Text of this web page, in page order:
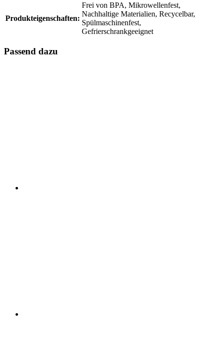
Produkteigenschaften:
Frei von BPA, Mikrowellenfest,
Nachhaltige Materialien, Recycelbar,
Spülmaschinenfest,
Gefrierschrankgeeignet
Passend dazu